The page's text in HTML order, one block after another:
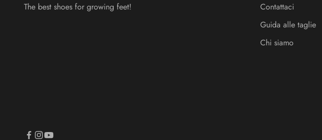
The best shoes for growing feet!
Contattaci
Guida alle taglie
Chi siamo